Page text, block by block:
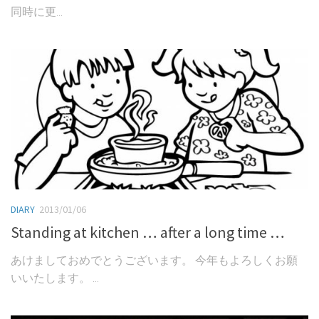
同時に更...
DIARY 2013/01/06
Standing at kitchen … after a long time …
あけましておめでとうございます。 今年もよろしくお願
いいたします。 ...